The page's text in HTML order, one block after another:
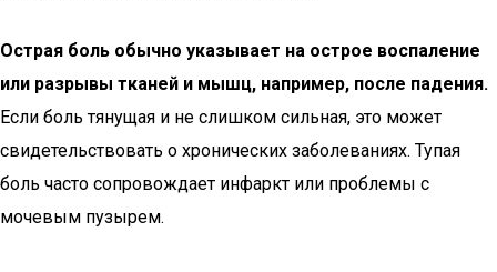
Острая боль обычно указывает на острое воспаление
или разрывы тканей и мышц, например, после падения.
Если боль тянущая и не слишком сильная, это может
свидетельствовать о хронических заболеваниях. Тупая
боль часто сопровождает инфаркт или проблемы с
мочевым пузырем.